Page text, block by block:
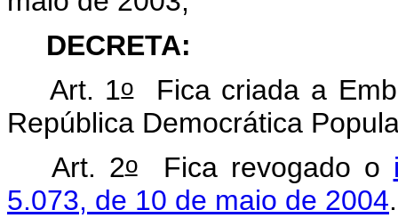
DECRETA:
Art. 1oFica criada a
República Democrática
Art. 2oFica revogado o
5.073, de 10 de maio de 2004.